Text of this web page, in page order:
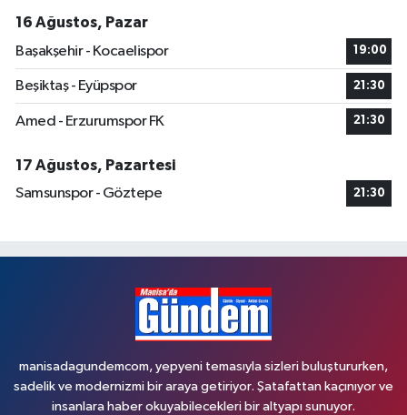
16 Ağustos, Pazar
Başakşehir - Kocaelispor
19:00
Beşiktaş - Eyüpspor 21:30
Amed - Erzurumspor FK 21:30
17 Ağustos, Pazartesi
Samsunspor - Göztepe
21:30
manisadagundemcom, yepyeni temasıyla sizleri buluştururken,
sadelik ve modernizmi bir araya getiriyor. Şatafattan kaçınıyor ve
insanlara haber okuyabilecekleri bir altyapı sunuyor.